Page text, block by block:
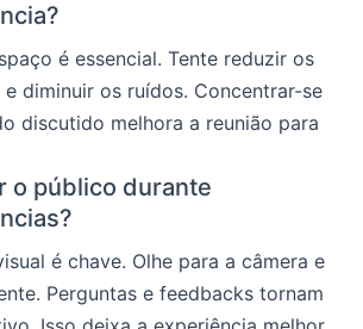
é essencial. Tente reduzir os
diminuir os ruídos. Concentrar-se
discutido melhora a reunião para
o público durante
é chave. Olhe para a câmera e
Perguntas e feedbacks tornam